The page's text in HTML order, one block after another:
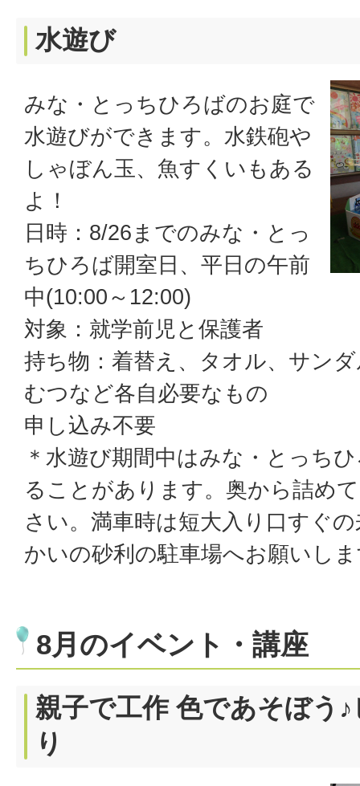
水遊び
みな・とっちひろばのお庭で
水遊びができます。水鉄砲や
しゃぼん玉、魚すくいもある
よ！
日時：8/26までのみな・とっ
ちひろば開室日、平日の午前
中(10:00～12:00)
対象：就学前児と保護者
持ち物：着替え、タオル、サン
むつなど各自必要なもの
申し込み不要
＊水遊び期間中はみな・とっち
ることがあります。奥から詰め
さい。満車時は短大入り口すぐ
かいの砂利の駐車場へお願いし
8月のイベント・講座
親子で工作 色であそぼう
り